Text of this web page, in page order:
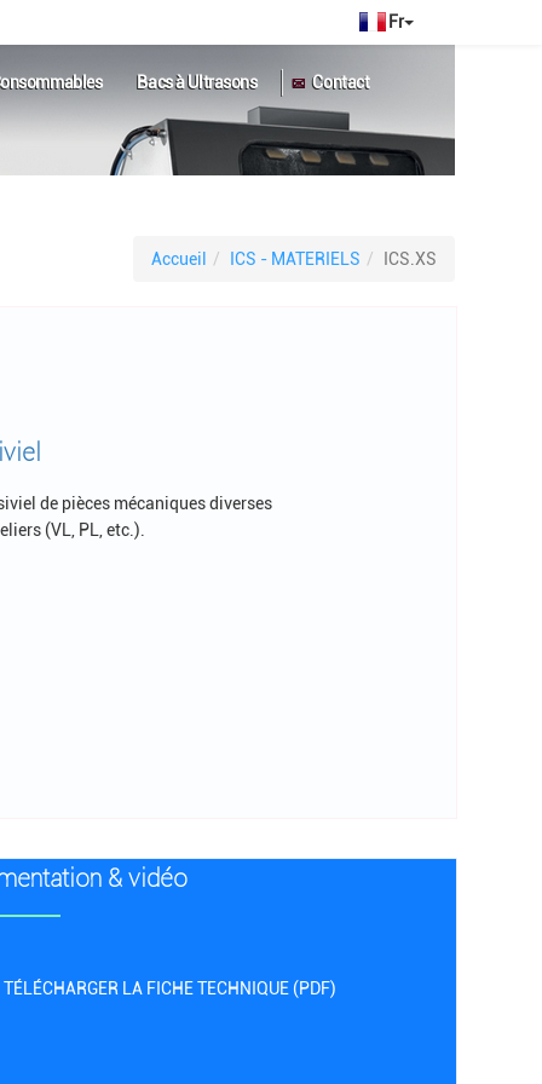
Bacs à Ultrasons | Contact
Accueil ICS - MATERIELS ICS.XS
de pièces mécaniques diverses
(VL, PL, etc.).
& vidéo
TÉLÉCHARGER LA FICHE TECHNIQUE (PDF)